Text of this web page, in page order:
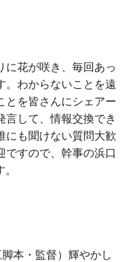
に花が咲き、毎回あっ
。わからないことを遠
とを皆さんにシェアー
言して、情報交換でき
にも聞けない質問大歓
ですので、幹事の浜口
本・監督）輝やかし